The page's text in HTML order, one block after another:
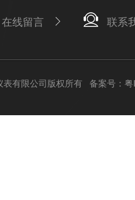
在线留言 联系
表有限公司版权所有 备案号：